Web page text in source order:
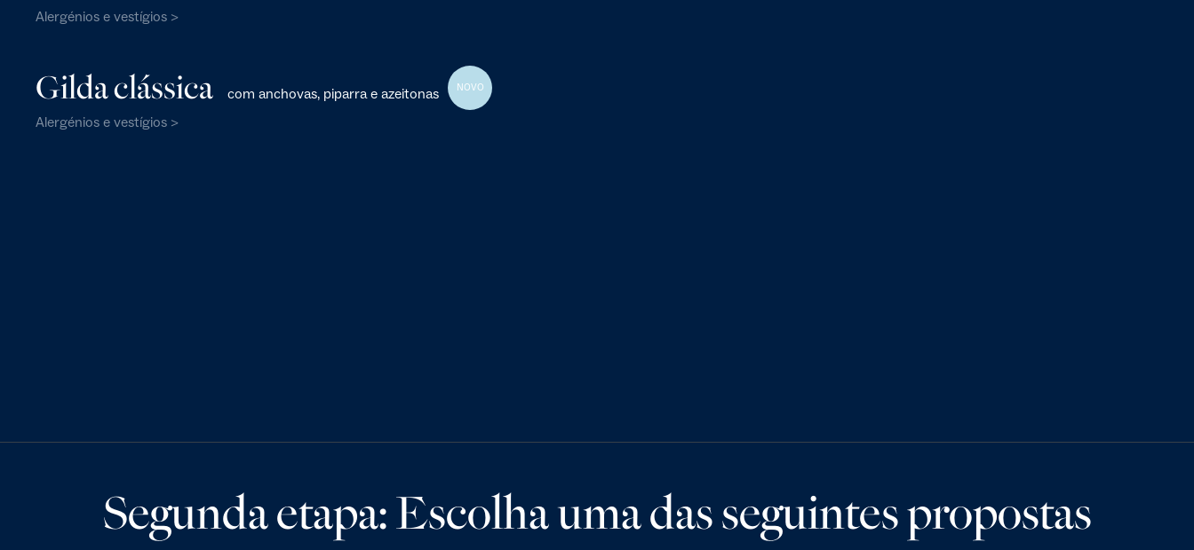
Alergénios e vestígios >
Gilda clássica com anchovas, piparra e azeitonas NOVO
Alergénios e vestígios >
Segunda etapa: Escolha uma das seguintes propostas